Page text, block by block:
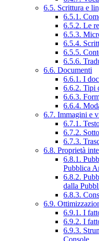
6.5. Scrittura e
6.5.1.
6.5.2. Le
6.5.3.
6.5.4.
6.5.5.
6.5.6.
6.6. Documenti
6.6.1. I
6.6.2. Tipi
6.6.3.
6.6.4.
6.7. Immagini e
6.7.1.
6.7.2.
6.7.3.
6.8. Proprietà
6.8.1.
Pubblica
6.8.2.
dalla
6.8.3.
6.9.
6.9.1. I
6.9.2. I
6.9.3.
Console